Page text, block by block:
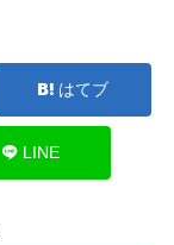
はてブ
LINE